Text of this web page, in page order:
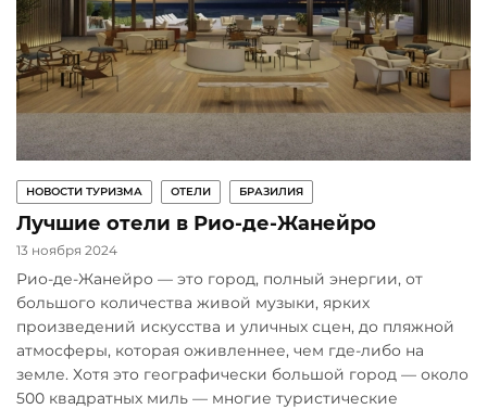
НОВОСТИ ТУРИЗМА ОТЕЛИ БРАЗИЛИЯ
Лучшие отели в Рио-де-Жанейро
13 ноября 2024
Рио-де-Жанейро — это город, полный энергии, от
большого количества живой музыки, ярких
произведений искусства и уличных сцен, до пляжной
атмосферы, которая оживленнее, чем где-либо на
земле. Хотя это географически большой город — около
500 квадратных миль — многие туристические